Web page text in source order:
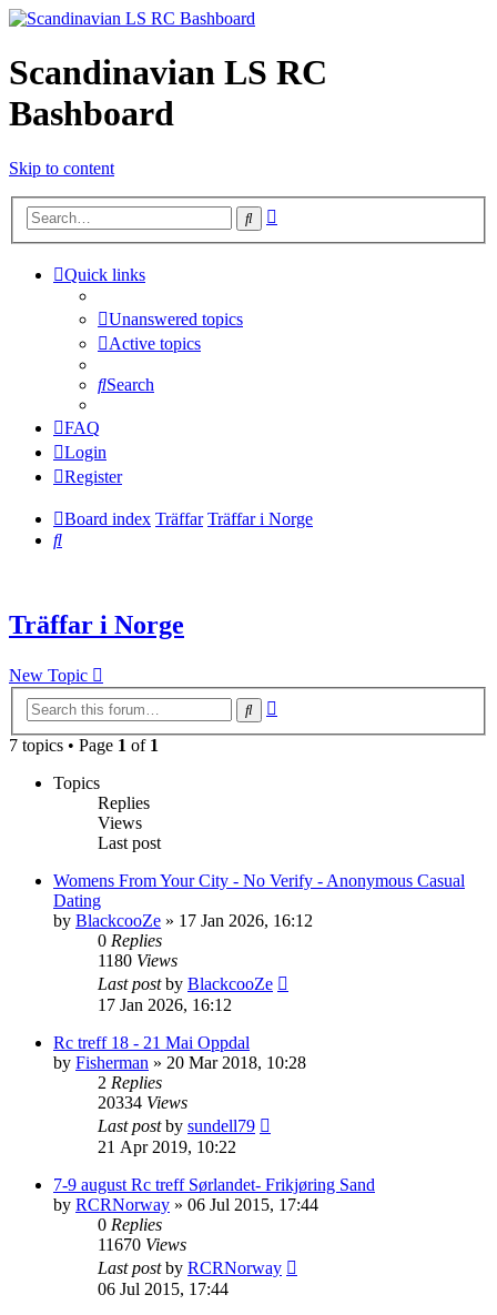
Scandinavian LS RC
Bashboard
Skip to content
Search
Quick links
Unanswered topics
Active topics
Search
FAQ
Login
Register
Board index Träffar Träffar i Norge
Search
Träffar i Norge
New Topic
Search
7 topics • Page 1 of 1
Topics
Replies
Views
Last post
Womens From Your City - No Verify - Anonymous Casual
Dating
by BlackcooZe » 17 Jan 2026, 16:12
0 Replies
1180 Views
Last postby BlackcooZe
17 Jan 2026, 16:12
Rc treff 18 - 21 Mai Oppdal
by Fisherman » 20 Mar 2018, 10:28
2 Replies
20334 Views
Last postby sundell79
21 Apr 2019, 10:22
7-9 august Rc treff Sørlandet- Frikjøring Sand
by RCRNorway » 06 Jul 2015, 17:44
0 Replies
11670 Views
Last postby RCRNorway
06 Jul 2015, 17:44